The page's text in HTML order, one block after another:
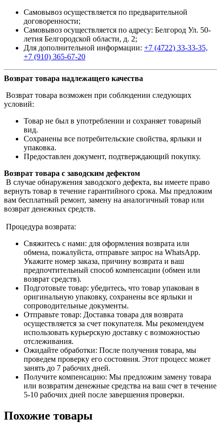
Самовывоз осуществляется по предварительной
договоренности;
Самовывоз осуществляется по адресу: Белгород Ул. 50-
летия Белгородской области, д. 2;
Для дополнительной информации: +7 (4722) 33-33-35,
+7 (910) 365-67-20
Возврат товара надлежащего качества
Возврат товара возможен при соблюдении следующих
условий:
Товар не был в употреблении и сохраняет товарный
вид.
Сохранены все потребительские свойства, ярлыки и
упаковка.
Предоставлен документ, подтверждающий покупку.
Возврат товара с заводским дефектом
В случае обнаружения заводского дефекта, вы имеете право
вернуть товар в течение гарантийного срока. Мы предложим
вам бесплатный ремонт, замену на аналогичный товар или
возврат денежных средств.
Процедура возврата:
Свяжитесь с нами: для оформления возврата или
обмена, пожалуйста, отправьте запрос на WhatsApp.
Укажите номер заказа, причину возврата и ваш
предпочтительный способ компенсации (обмен или
возврат средств).
Подготовьте товар: убедитесь, что товар упакован в
оригинальную упаковку, сохранены все ярлыки и
сопроводительные документы.
Отправьте товар: Доставка товара для возврата
осуществляется за счет покупателя. Мы рекомендуем
использовать курьерскую доставку с возможностью
отслеживания.
Ожидайте обработки: После получения товара, мы
проведем проверку его состояния. Этот процесс может
занять до 7 рабочих дней.
Получите компенсацию: Мы предложим замену товара
или возвратим денежные средства на ваш счет в течение
5-10 рабочих дней после завершения проверки.
Похожие товары